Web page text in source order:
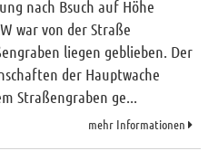
nach Bsuch auf Höhe
war von der Straße
liegen geblieben. Der
der Hauptwache
Straßengraben ge...
mehr Informationen